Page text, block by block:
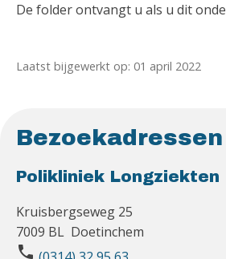
De folder ontvangt u als u dit
Laatst bijgewerkt op: 01 april 2022
Bezoekadressen
Polikliniek Longziekten
Kruisbergseweg 25
7009 BL Doetinchem
phone